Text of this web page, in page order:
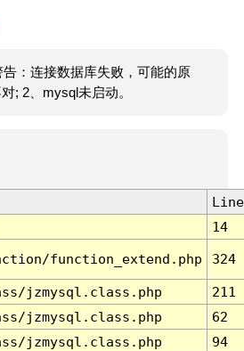
：连接数据库失败，可能的原
; 2、mysql未启动。
Line
14
function_extend.php 324
jzmysql.class.php
211
jzmysql.class.php
62
jzmysql.class.php
94